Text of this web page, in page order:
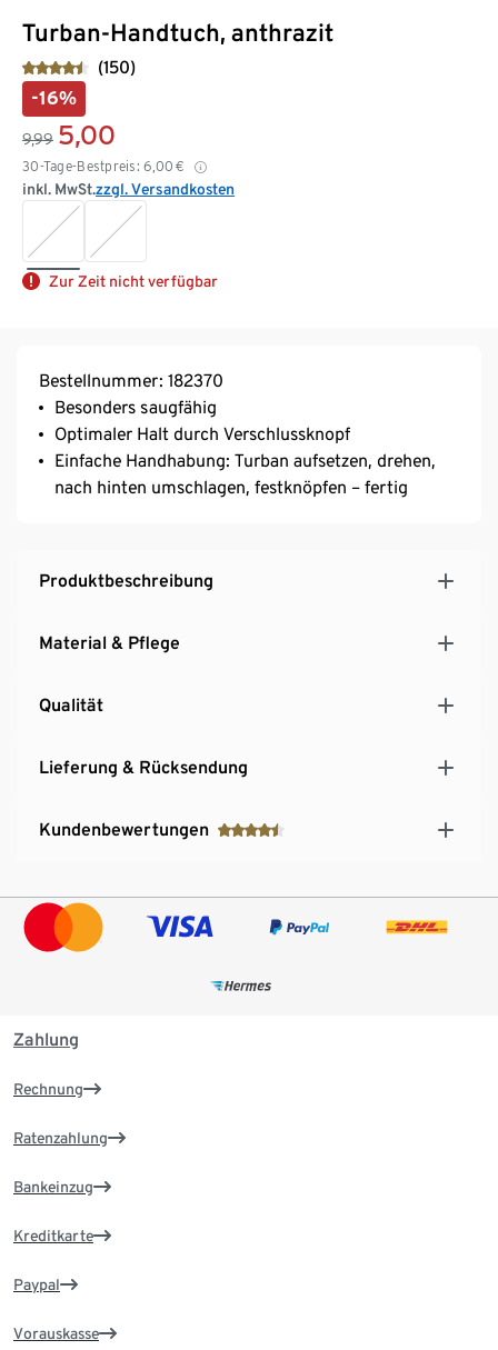
Turban-Handtuch, anthrazit
(150)
-16%
9,99 5,00
30-Tage-Bestpreis: 6,00 €
inkl. MwSt.zzgl. Versandkosten
Zur Zeit nicht verfügbar
Bestellnummer: 182370
Besonders saugfähig
Optimaler Halt durch Verschlussknopf
Einfache Handhabung: Turban aufsetzen, drehen,
nach hinten umschlagen, festknöpfen – fertig
Produktbeschreibung
Material & Pflege
Qualität
Lieferung & Rücksendung
Kundenbewertungen
Zahlung
Rechnung
Ratenzahlung
Bankeinzug
Kreditkarte
Paypal
Vorauskasse